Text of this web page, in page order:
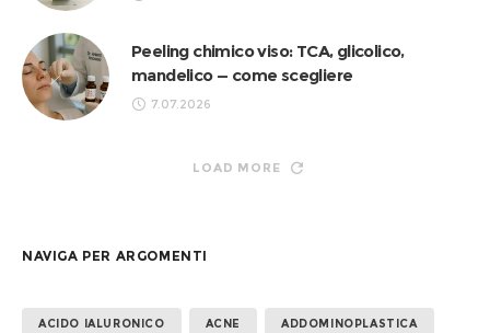
Peeling chimico viso: TCA, glicolico,
mandelico — come scegliere
7.07.2026
LOAD MORE
NAVIGA PER ARGOMENTI
ACIDO IALURONICO ACNE ADDOMINOPLASTICA